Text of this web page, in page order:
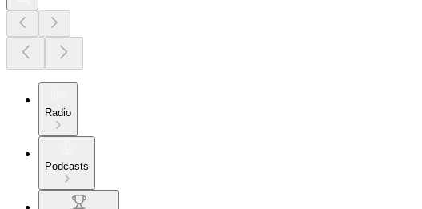
Radio
Podcasts